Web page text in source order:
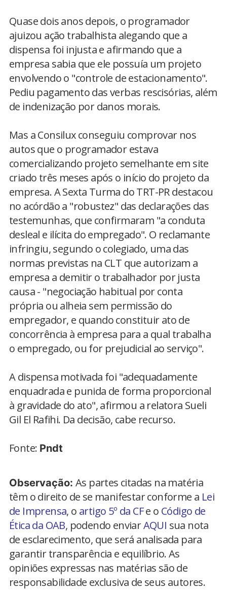
Quase dois anos depois, o programador
ajuizou ação trabalhista alegando que a
dispensa foi injusta e afirmando que a
empresa sabia que ele possuía um projeto
envolvendo o "controle de estacionamento".
Pediu pagamento das verbas rescisórias, além
de indenização por danos morais.
Mas a Consilux conseguiu comprovar nos
autos que o programador estava
comercializando projeto semelhante em site
criado três meses após o início do projeto da
empresa. A Sexta Turma do TRT-PR destacou
no acórdão a "robustez" das declarações das
testemunhas, que confirmaram "a conduta
desleal e ilícita do empregado". O reclamante
infringiu, segundo o colegiado, uma das
normas previstas na CLT que autorizam a
empresa a demitir o trabalhador por justa
causa - "negociação habitual por conta
própria ou alheia sem permissão do
empregador, e quando constituir ato de
concorrência à empresa para a qual trabalha
o empregado, ou for prejudicial ao serviço".
A dispensa motivada foi "adequadamente
enquadrada e punida de forma proporcional
à gravidade do ato", afirmou a relatora Sueli
Gil El Rafihi. Da decisão, cabe recurso.
Fonte: Pndt
Observação: As partes citadas na matéria
têm o direito de se manifestar conforme a Lei
de Imprensa, o artigo 5º da CFe o Código de
Ética da OAB, podendo enviarAQUI sua nota
de esclarecimento, que será analisada para
garantir transparência e equilíbrio. As
opiniões expressas nas matérias são de
responsabilidade exclusiva de seus autores.